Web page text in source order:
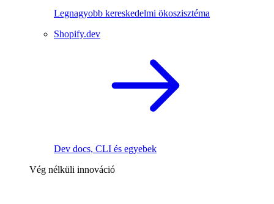
Legnagyobb kereskedelmi ökoszisztéma
Shopify.dev
Dev docs, CLI és egyebek
Vég nélküli innováció